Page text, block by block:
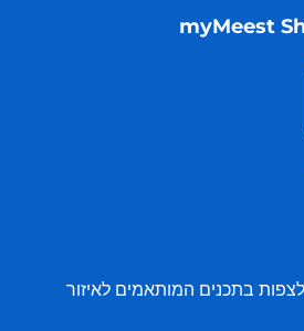
בתכנים המותאמים לאיזור